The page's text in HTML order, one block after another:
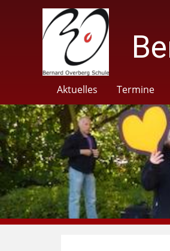
Aktuelles Termine